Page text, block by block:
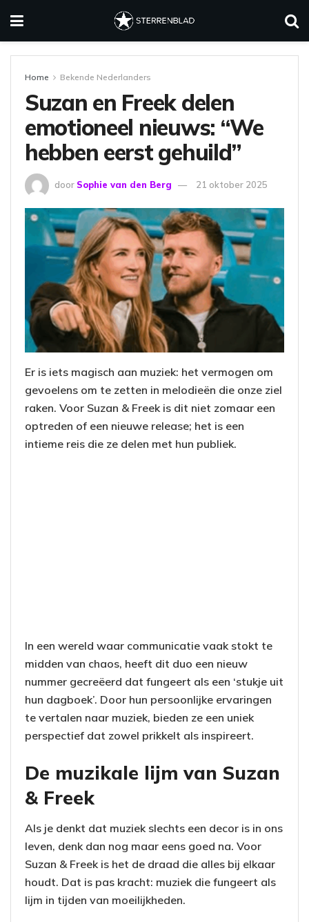
Home Bekende Nederlanders
Suzan en Freek delen
emotioneel nieuws: “We
hebben eerst gehuild”
door Sophie van den Berg 21 oktober 2025
Er is iets magisch aan muziek: het vermogen om
gevoelens om te zetten in melodieën die onze ziel
raken. Voor Suzan & Freek is dit niet zomaar een
optreden of een nieuwe release; het is een
intieme reis die ze delen met hun publiek.
In een wereld waar communicatie vaak stokt te
midden van chaos, heeft dit duo een nieuw
nummer gecreëerd dat fungeert als een ‘stukje uit
hun dagboek’. Door hun persoonlijke ervaringen
te vertalen naar muziek, bieden ze een uniek
perspectief dat zowel prikkelt als inspireert.
De muzikale lijm van Suzan
& Freek
Als je denkt dat muziek slechts een decor is in ons
leven, denk dan nog maar eens goed na. Voor
Suzan & Freek is het de draad die alles bij elkaar
houdt. Dat is pas kracht: muziek die fungeert als
lijm in tijden van moeilijkheden.